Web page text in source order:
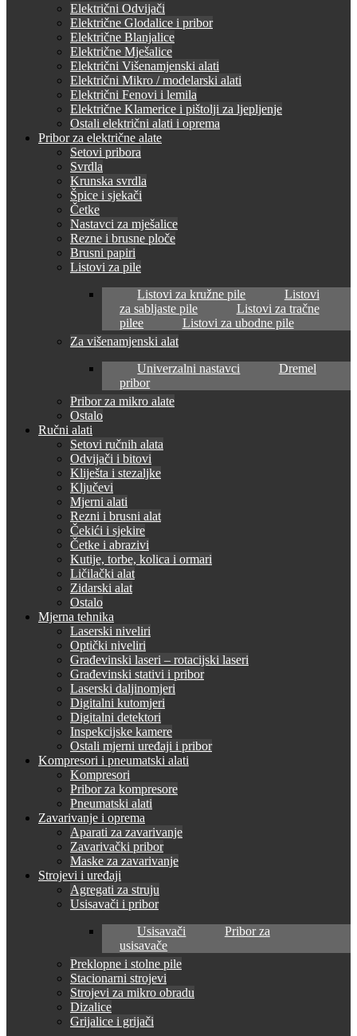
Električni Odvijači
Električne Glodalice i pribor
Električne Blanjalice
Električne Mješalice
Električni Višenamjenski alati
Električni Mikro / modelarski alati
Električni Fenovi i lemila
Električne Klamerice i pištolji za ljepljenje
Ostali električni alati i oprema
Pribor za električne alate
Setovi pribora
Svrdla
Krunska svrdla
Špice i sjekači
Četke
Nastavci za mješalice
Rezne i brusne ploče
Brusni papiri
Listovi za pile
Listovi za kružne pile
Listovi
za sabljaste pile
Listovi za tračne
pilee
Listovi za ubodne pile
Za višenamjenski alat
Univerzalni nastavci
Dremel
pribor
Pribor za mikro alate
Ostalo
Ručni alati
Setovi ručnih alata
Odvijači i bitovi
Kliješta i stezaljke
Ključevi
Mjerni alati
Rezni i brusni alat
Čekići i sjekire
Četke i abrazivi
Kutije, torbe, kolica i ormari
Ličilački alat
Zidarski alat
Ostalo
Mjerna tehnika
Laserski niveliri
Optički niveliri
Građevinski laseri – rotacijski laseri
Građevinski stativi i pribor
Laserski daljinomjeri
Digitalni kutomjeri
Digitalni detektori
Inspekcijske kamere
Ostali mjerni uređaji i pribor
Kompresori i pneumatski alati
Kompresori
Pribor za kompresore
Pneumatski alati
Zavarivanje i oprema
Aparati za zavarivanje
Zavarivački pribor
Maske za zavarivanje
Strojevi i uređaji
Agregati za struju
Usisavači i pribor
Usisavači
Pribor za
usisavače
Preklopne i stolne pile
Stacionarni strojevi
Strojevi za mikro obradu
Dizalice
Grijalice i grijači